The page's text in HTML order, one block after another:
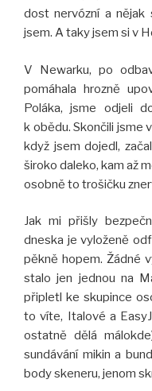
dost nervózní a nějak
jsem. A taky jsem si v
V Newarku, po
pomáhala hrozně
Poláka, jsme odjeli
k obědu. Skončili jsme
když jsem dojedl,
široko daleko, kam až
osobně to trošičku
Jak mi přišly
dneska je vyloženě
pěkně hopem. Žádné
stalo jen jednou na
připletl ke skupince
to víte, Italové a
ostatně dělá
sundávání mikin a
body skeneru, jenom